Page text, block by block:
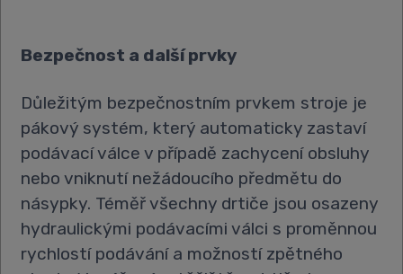
Bezpečnost a další prvky
Důležitým bezpečnostním prvkem stroje je
pákový systém, který automaticky zastaví
podávací válce v případě zachycení obsluhy
nebo vniknutí nežádoucího předmětu do
násypky. Téměř všechny drtiče jsou osazeny
hydraulickými podávacími válci s proměnnou
rychlostí podávání a možností zpětného